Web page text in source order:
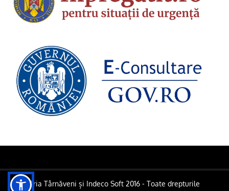
Primăria Târnăveni și Indeco Soft 2016 - Toate drepturile